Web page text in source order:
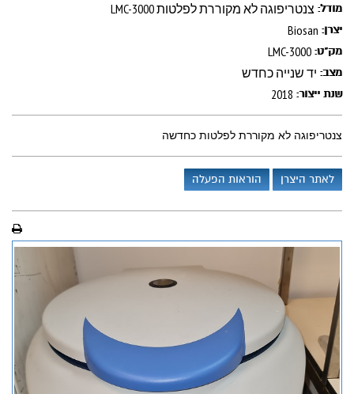
מודל: LMC-3000 צנטריפוגה לא מקוררת לפלטות
יצרן: Biosan
מק"ט: LMC-3000
מצב: יד שנייה כחדש
שנת ייצור: 2018
צנטריפוגה לא מקוררת לפלטות כחדשה
לאתר היצרן הוראות הפעלה